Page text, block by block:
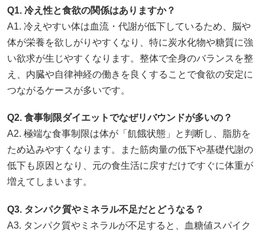
Q1. 冷え性と食欲の関係はありますか？
A1. 冷えやすい体は血流・代謝が低下しているため、脳や
体が栄養を欲しがりやすくなり、特に炭水化物や糖質に強
い欲求が生じやすくなります。整体で全身のバランスを整
え、内臓や自律神経の働きを良くすることで食欲の安定に
つながるケースが多いです。
Q2. 食事制限ダイエットでなぜリバウンドが多いの？
A2. 極端な食事制限は体が「飢餓状態」と判断し、脂肪を
ため込みやすくなります。また筋肉量の低下や基礎代謝の
低下も原因となり、元の食生活に戻すだけですぐに体重が
増えてしまいます。
Q3. タンパク質やミネラル不足だとどうなる？
A3. タンパク質やミネラルが不足すると、血糖値スパイク